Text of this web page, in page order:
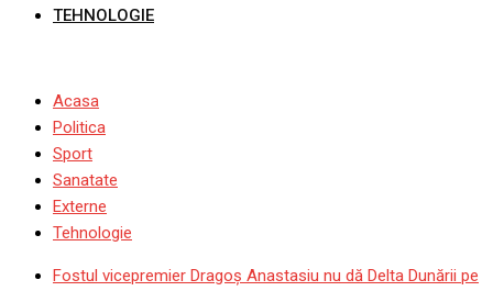
TEHNOLOGIE
Acasa
Politica
Sport
Sanatate
Externe
Tehnologie
Fostul vicepremier Dragoș Anastasiu nu dă Delta Dunării pe